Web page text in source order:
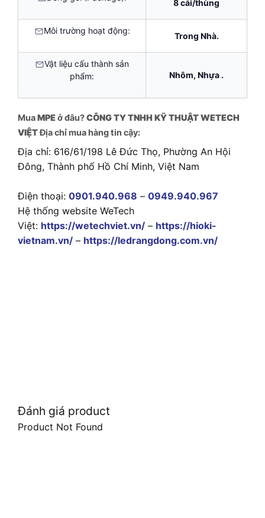
8 cái/thùng
Môi trường hoạt động:
Trong Nhà.
Vật liệu cấu thành sản
phẩm:
Nhôm, Nhựa .
MuaMPEở đâu?CÔNG TY TNHH KỸ THUẬT WETECH
VIỆTĐịa chỉ mua hàng tin cậy:
Địa chỉ: 616/61/198 Lê Đức Thọ, Phường An Hội
Đông, Thành phố Hồ Chí Minh, Việt Nam
Điện thoại: 0901.940.968 – 0949.940.967
Hệ thống website WeTech
Việt: https://wetechviet.vn/ – https://hioki-
vietnam.vn/ – https://ledrangdong.com.vn/
Đánh giá product
Product Not Found